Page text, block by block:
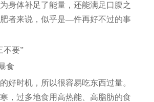
身体补足了能量，还能满足口腹之
者来说，似乎是—件再好不过的事
要”
食
时机，所以很容易吃东西过量。
，过多地食用高热能、高脂肪的食